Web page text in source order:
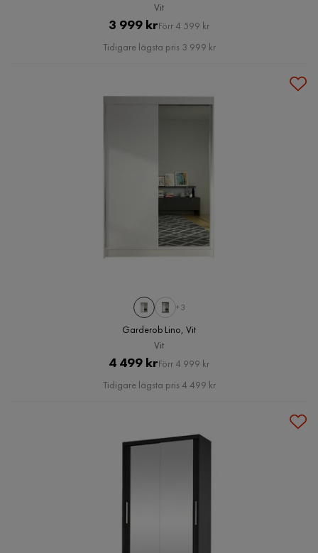
Vit
Pris
3 999 krOriginal
Pris
Förr 4 599 kr
Tidigare lägsta pris 3 999 kr
+3
Garderob Lino, Vit
Vit
Pris
4 499 krOriginal
Pris
Förr 4 999 kr
Tidigare lägsta pris 4 499 kr